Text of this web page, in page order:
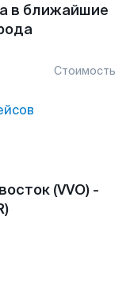
в ближайшие
Стоимость
(VVO) -